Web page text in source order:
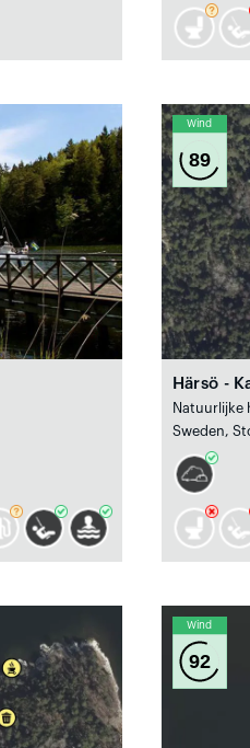
Wind
89
Härsö -
Natuurlijke
Sweden,
Wind
92